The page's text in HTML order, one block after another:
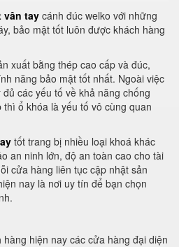
vân tay cánh đúc welko với những
bảo mật tốt luôn được khách hàng
xuất bằng thép cao cấp và đúc,
năng bảo mật tốt nhất. Ngoài việc
các yếu tố về khả năng chống
ổ khóa là yếu tố vô cùng quan
tốt trang bị nhiều loại khoá khác
an ninh lớn, độ an toàn cao cho tài
cửa hàng liên tục cập nhật sản
nay là nơi uy tín để bạn chọn
hiện nay các cửa hàng đại diện